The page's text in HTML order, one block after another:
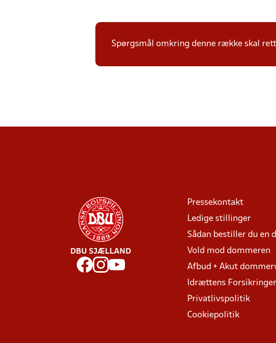
Spørgsmål omkring denne række skal
DBU SJÆLLAND
Pressekontakt
Ledige stillinger
Sådan bestiller du en
Vold mod dommeren
Afbud + Akut
Idrættens Forsikringer
Privatlivspolitik
Cookiepolitik